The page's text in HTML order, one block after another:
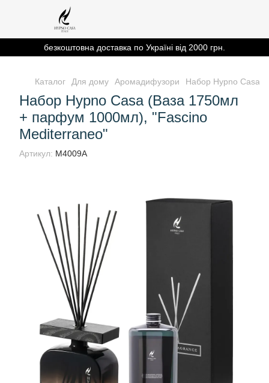
безкоштовна доставка по Україні від 2000 грн.
Каталог Для дому Аромадифузори Набор Hypno Casa
Набор Hypno Casa (Ваза 1750мл
+ парфум 1000мл), "Fascino
Mediterraneo"
Артикул: M4009A